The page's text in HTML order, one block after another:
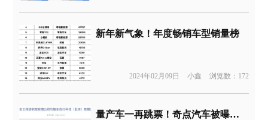
新年新气象！年度畅销车型销量榜
2024年02月09日 小鑫 浏览数：172
量产车一再跳票！奇点汽车被曝拖欠中汽研费用